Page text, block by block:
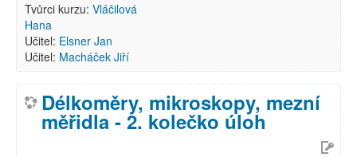
Tvůrci kurzu: Vláčilová
Hana
Učitel: Elsner Jan
Učitel: Macháček Jiří
Délkoměry, mikroskopy, mezní
měřidla - 2. kolečko úloh